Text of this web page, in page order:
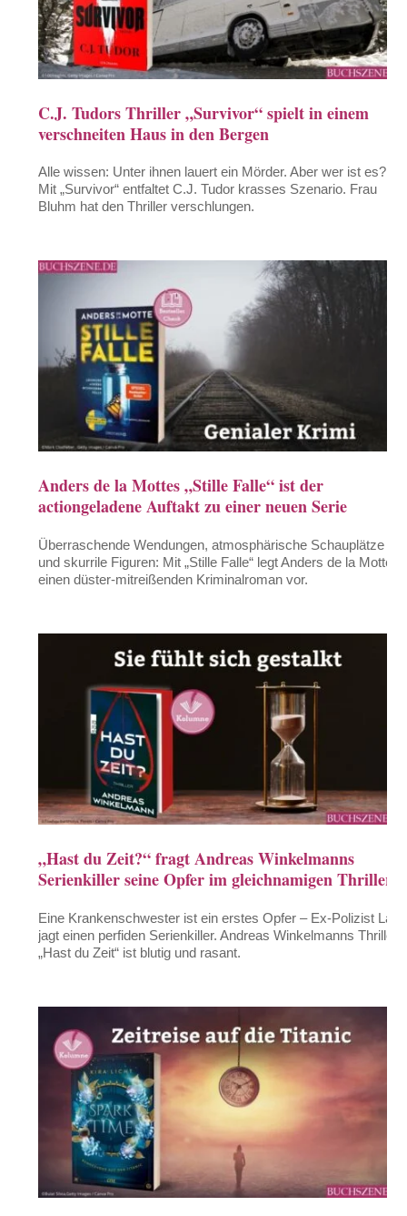
C.J. Tudors Thriller „Survivor“ spielt in einem
verschneiten Haus in den Bergen
Alle wissen: Unter ihnen lauert ein Mörder. Aber wer ist es?
Mit „Survivor“ entfaltet C.J. Tudor krasses Szenario. Frau
Bluhm hat den Thriller verschlungen.
Anders de la Mottes „Stille Falle“ ist der
actiongeladene Auftakt zu einer neuen Serie
Überraschende Wendungen, atmosphärische Schauplätze
und skurrile Figuren: Mit „Stille Falle“ legt Anders de la Motte
einen düster-mitreißenden Kriminalroman vor.
„Hast du Zeit?“ fragt Andreas Winkelmanns
Serienkiller seine Opfer im gleichnamigen Thriller
Eine Krankenschwester ist ein erstes Opfer – Ex-Polizist Lars
jagt einen perfiden Serienkiller. Andreas Winkelmanns Thriller
„Hast du Zeit“ ist blutig und rasant.